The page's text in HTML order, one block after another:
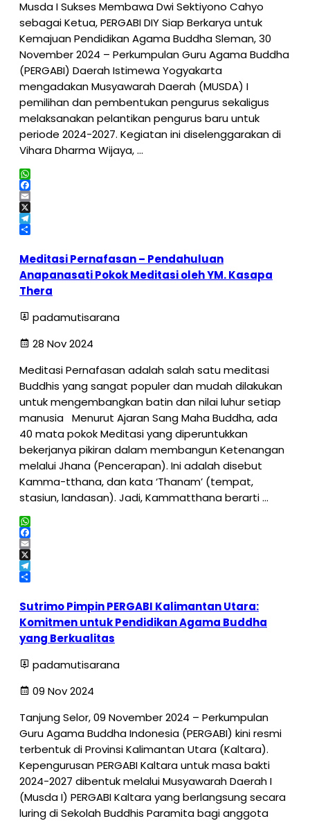
Musda I Sukses Membawa Dwi Sektiyono Cahyo
sebagai Ketua, PERGABI DIY Siap Berkarya untuk
Kemajuan Pendidikan Agama Buddha Sleman, 30
November 2024 – Perkumpulan Guru Agama Buddha
(PERGABI) Daerah Istimewa Yogyakarta
mengadakan Musyawarah Daerah (MUSDA) I
pemilihan dan pembentukan pengurus sekaligus
melaksanakan pelantikan pengurus baru untuk
periode 2024-2027. Kegiatan ini diselenggarakan di
Vihara Dharma Wijaya, …
WhatsApp
Facebook
Email
X
Telegram
Meditasi Pernafasan – Pendahuluan
Anapanasati Pokok Meditasi oleh YM. Kasapa
Thera
padamutisarana
28 Nov 2024
Meditasi Pernafasan adalah salah satu meditasi
Buddhis yang sangat populer dan mudah dilakukan
untuk mengembangkan batin dan nilai luhur setiap
manusia Menurut Ajaran Sang Maha Buddha, ada
40 mata pokok Meditasi yang diperuntukkan
bekerjanya pikiran dalam membangun Ketenangan
melalui Jhana (Pencerapan). Ini adalah disebut
Kamma-tthana, dan kata ‘Thanam’ (tempat,
stasiun, landasan). Jadi, Kammatthana berarti …
WhatsApp
Facebook
Email
X
Telegram
Sutrimo Pimpin PERGABI Kalimantan Utara:
Komitmen untuk Pendidikan Agama Buddha
yang Berkualitas
padamutisarana
09 Nov 2024
Tanjung Selor, 09 November 2024 – Perkumpulan
Guru Agama Buddha Indonesia (PERGABI) kini resmi
terbentuk di Provinsi Kalimantan Utara (Kaltara).
Kepengurusan PERGABI Kaltara untuk masa bakti
2024-2027 dibentuk melalui Musyawarah Daerah I
(Musda I) PERGABI Kaltara yang berlangsung secara
luring di Sekolah Buddhis Paramita bagi anggota